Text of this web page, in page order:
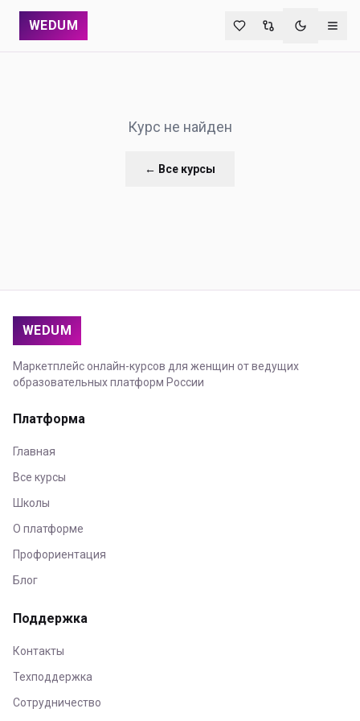
WEDUM
Курс не найден
← Все курсы
WEDUM
Маркетплейс онлайн-курсов для женщин от ведущих
образовательных платформ России
Платформа
Главная
Все курсы
Школы
О платформе
Профориентация
Блог
Поддержка
Контакты
Техподдержка
Сотрудничество